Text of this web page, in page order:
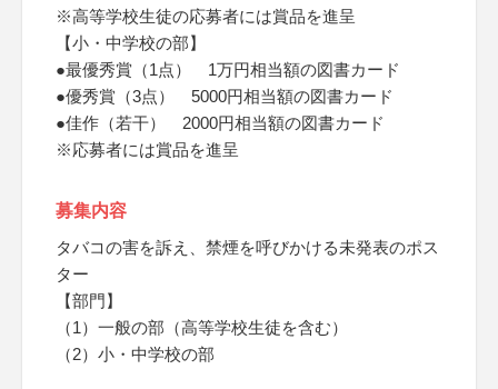
※高等学校生徒の応募者には賞品を進呈
【小・中学校の部】
●最優秀賞（1点） 1万円相当額の図書カード
●優秀賞（3点） 5000円相当額の図書カード
●佳作（若干） 2000円相当額の図書カード
※応募者には賞品を進呈
募集内容
タバコの害を訴え、禁煙を呼びかける未発表のポス
ター
【部門】
（1）一般の部（高等学校生徒を含む）
（2）小・中学校の部